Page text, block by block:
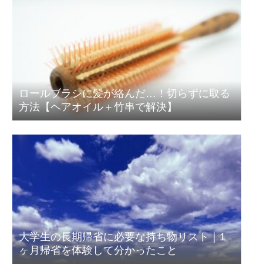
ロールブラシに髪が絡んだ…！切らずに取る
方法【ヘアオイル＋竹串で解決】
大学生の長期帰省に必要な持ち物リスト｜1
ヶ月帰省を体験して分かったこと